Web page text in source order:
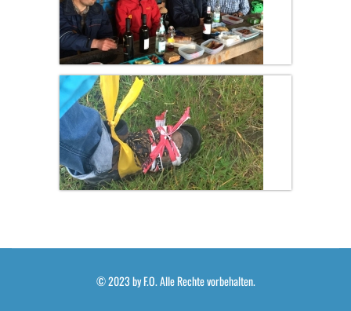
© 2023 by F.O. Alle Rechte vorbehalten.